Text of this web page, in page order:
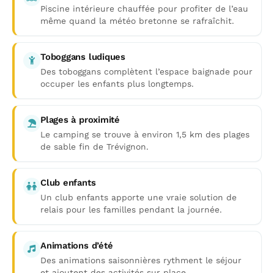
Piscine intérieure chauffée pour profiter de l’eau
même quand la météo bretonne se rafraîchit.
Toboggans ludiques
Des toboggans complètent l’espace baignade pour
occuper les enfants plus longtemps.
Plages à proximité
Le camping se trouve à environ 1,5 km des plages
de sable fin de Trévignon.
Club enfants
Un club enfants apporte une vraie solution de
relais pour les familles pendant la journée.
Animations d’été
Des animations saisonnières rythment le séjour